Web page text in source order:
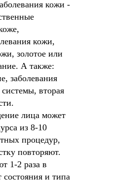
кожи -
кожи,
золотое или
А также:
заболевания
вторая
лица может
из 8-10
процедур,
повторяют.
1-2 раза в
состояния и типа